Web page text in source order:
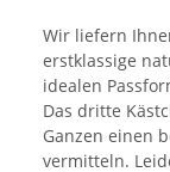
Wir liefern
erstklassige
idealen
Das dritte
Ganzen einen
vermitteln.